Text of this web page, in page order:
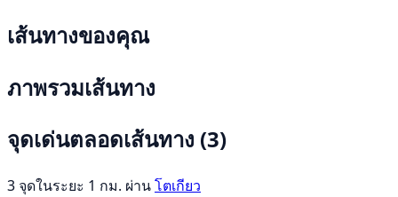
เส้นทางของคุณ
ภาพรวมเส้นทาง
จุดเด่นตลอดเส้นทาง (3)
3 จุดในระยะ 1 กม. ผ่านโตเกียว